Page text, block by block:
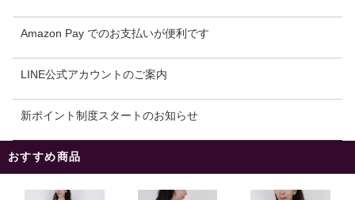
Amazon Pay でのお支払いが便利です
LINE公式アカウントのご案内
新ポイント制度スタートのお知らせ
おすすめ商品